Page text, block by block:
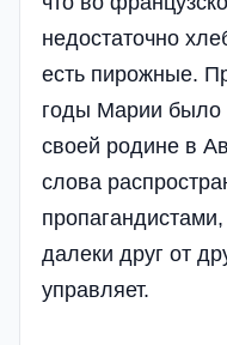
недостаточно
есть пирожные.
годы Марии было
своей родине в
слова
далеки друг от
управляет.